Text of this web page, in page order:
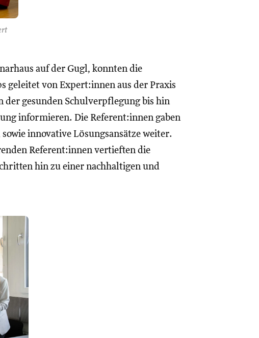
auf der Gugl, konnten die
geleitet von Expert:innen aus der Praxis
der gesunden Schulverpflegung bis hin
informieren. Die Referent:innen gaben
innovative Lösungsansätze weiter.
Referent:innen vertieften die
hin zu einer nachhaltigen und